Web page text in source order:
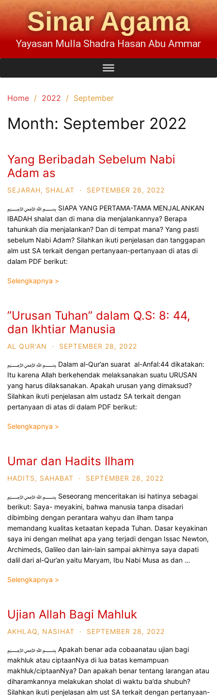
Sinar Agama
Yayasan Mulla Shadra Hasan Abu Ammar
Home 2022 September
Month: September 2022
Yang Beribadah Sebelum Nabi
Adam as
SEJARAH, SHALAT · SEPTEMBER 28, 2022
﷽ SIAPA YANG PERTAMA-TAMA MENJALANKAN
IBADAH shalat dan di mana dia menjalankannya? Berapa
tahunkah dia menjalankan? Dan di tempat mana? Yang pasti
sebelum Nabi Adam? Silahkan ikuti penjelasan dan tanggapan
alm ust SA terkait dengan pertanyaan-pertanyaan di atas di
dalam PDF berikut:
Selengkapnya >
”Urusan Tuhan” dalam Q.S: 8: 44,
dan Ikhtiar Manusia
AL QUR'AN · SEPTEMBER 28, 2022
﷽ Dalam al-Qur’an suarat al-Anfal:44 dikatakan:
Itu karena Allah berkehendak melaksanakan suatu URUSAN
yang harus dilaksanakan. Apakah urusan yang dimaksud?
Silahkan ikuti penjelasan alm ustadz SA terkait dengan
pertanyaan di atas di dalam PDF berikut:
Selengkapnya >
Umar dan Hadits Ilham
HADITS, SAHABAT · SEPTEMBER 28, 2022
﷽ Seseorang menceritakan isi hatinya sebagai
berikut: Saya- meyakini, bahwa manusia tanpa disadari
dibimbing dengan perantara wahyu dan ilham tanpa
memandang kualitas ketaatan kepada Tuhan. Dasar keyakinan
saya ini dengan melihat apa yang terjadi dengan Issac Newton,
Archimeds, Galileo dan lain-lain sampai akhirnya saya dapati
dalil dari al-Qur’an yaitu Maryam, Ibu Nabi Musa as dan …
Selengkapnya >
Ujian Allah Bagi Mahluk
AKHLAQ, NASIHAT · SEPTEMBER 28, 2022
﷽ Apakah benar ada cobaanatau ujian bagi
makhluk atau ciptaanNya di lua batas kemampuan
makhluk/ciptaanNya? Dan apakah benar tentang larangan atau
diharamkannya melakukan sholat di waktu ba’da shubuh?
Silahkan ikuti penjelasan alm ust SA terkait dengan pertanyaan-